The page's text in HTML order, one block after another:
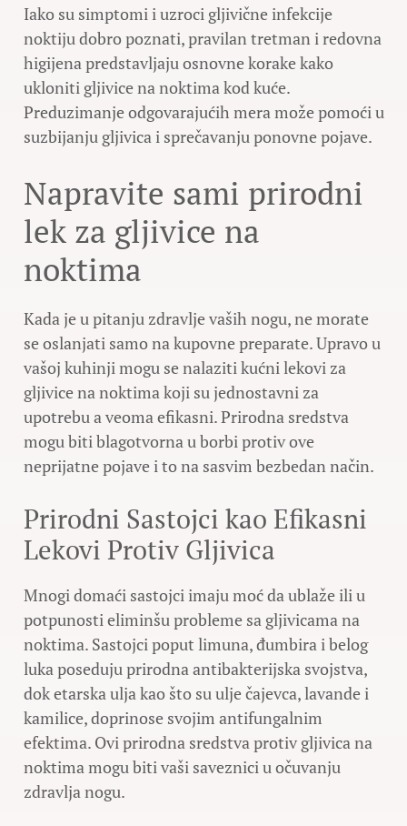
Iako su simptomi i uzroci gljivične infekcije
noktiju dobro poznati, pravilan tretman i redovna
higijena predstavljaju osnovne korake kako
ukloniti gljivice na noktima kod kuće.
Preduzimanje odgovarajućih mera može pomoći u
suzbijanju gljivica i sprečavanju ponovne pojave.
Napravite sami prirodni
lek za gljivice na
noktima
Kada je u pitanju zdravlje vaših nogu, ne morate
se oslanjati samo na kupovne preparate. Upravo u
vašoj kuhinji mogu se nalaziti kućni lekovi za
gljivice na noktima koji su jednostavni za
upotrebu a veoma efikasni. Prirodna sredstva
mogu biti blagotvorna u borbi protiv ove
neprijatne pojave i to na sasvim bezbedan način.
Prirodni Sastojci kao Efikasni
Lekovi Protiv Gljivica
Mnogi domaći sastojci imaju moć da ublaže ili u
potpunosti eliminšu probleme sa gljivicama na
noktima. Sastojci poput limuna, đumbira i belog
luka poseduju prirodna antibakterijska svojstva,
dok etarska ulja kao što su ulje čajevca, lavande i
kamilice, doprinose svojim antifungalnim
efektima. Ovi prirodna sredstva protiv gljivica na
noktima mogu biti vaši saveznici u očuvanju
zdravlja nogu.